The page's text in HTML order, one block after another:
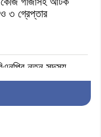
৩ গ্রেপ্তার
নতুন সদস্য
সরকার